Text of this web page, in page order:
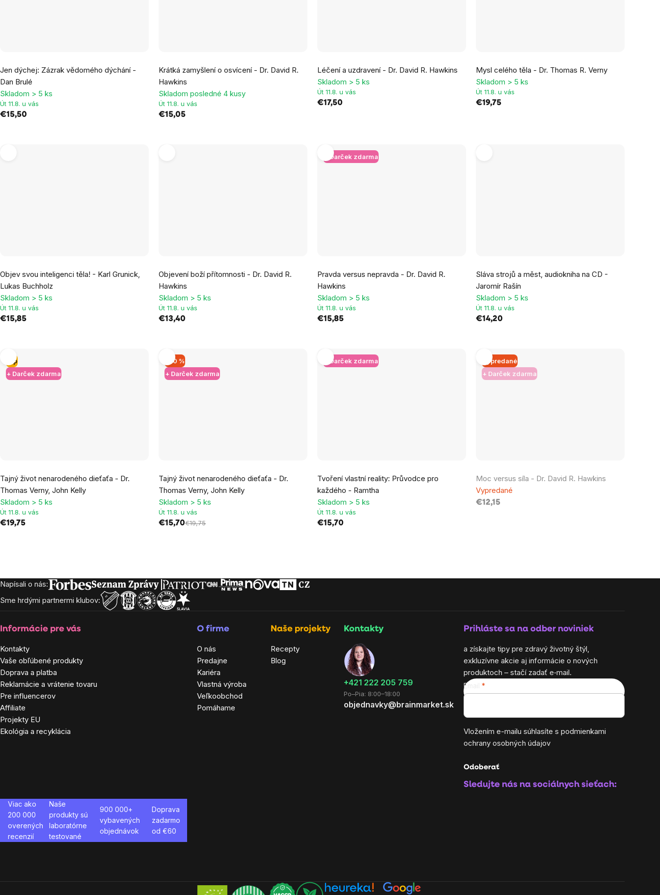
Jen dýchej: Zázrak vědomého dýchání -
Dan Brulé
Skladom > 5 ks
Út 11.8. u vás
€15,50
Krátká zamyšlení o osvícení - Dr. David R.
Hawkins
Skladom posledné 4 kusy
Út 11.8. u vás
€15,05
Léčení a uzdravení - Dr. David R. Hawkins
hodnotenie
produktu
je
Skladom > 5 ks
Út 11.8. u vás
€17,50
Mysl celého těla - Dr. Thomas R. Verny
Skladom > 5 ks
Út 11.8. u vás
€19,75
Objev svou inteligenci těla! - Karl Grunick,
Lukas Buchholz
Skladom > 5 ks
Út 11.8. u vás
€15,85
Objevení boží přítomnosti - Dr. David R.
Hawkins
Skladom > 5 ks
Út 11.8. u vás
€13,40
+ Darček zdarma
Pravda versus nepravda - Dr. David R.
Hawkins
hodnotenie
produktu
je
5,0
Skladom > 5 ks
Út 11.8. u vás
€15,85
Sláva strojů a měst, audiokniha na CD -
Jaromír Rašín
Skladom > 5 ks
Út 11.8. u vás
€14,20
Tip
+ Darček zdarma
Tajný život nenarodeného dieťaťa - Dr.
Thomas Verny, John Kelly
Skladom > 5 ks
Út 11.8. u vás
€19,75
+ Darček zdarma
–20 %
Tajný život nenarodeného dieťaťa - Dr.
Thomas Verny, John Kelly
hodnotenie
produktu
je
5,0
Skladom > 5 ks
Út 11.8. u vás
€15,70€19,75
+ Darček zdarma
Tvoření vlastní reality: Průvodce pro
každého - Ramtha
Skladom > 5 ks
Út 11.8. u vás
€15,70
+ Darček zdarma
Vypredané
Moc versus síla - Dr. David R. Hawkins
Vypredané
€12,15
prvky
Zápätie
Napísali o nás:
Sme hrdými partnermi klubov:
Informácie pre vás
Kontakty
Vaše obľúbené produkty
Doprava a platba
Reklamácie a vrátenie tovaru
Pre influencerov
Affiliate
Projekty EU
Ekológia a recyklácia
O firme
O nás
Predajne
Kariéra
Vlastná výroba
Veľkoobchod
Pomáhame
Naše projekty
Recepty
Blog
Kontakty
+421 222 205 759
Po–Pia: 8:00–18:00
objednavky@brainmarket.sk
Prihláste sa na odber noviniek
a získajte tipy pre zdravý životný štýl,
exkluzívne akcie aj informácie o nových
produktoch – stačí zadať e‑mail.
Email
Vložením e-mailu súhlasíte s podmienkami
ochrany osobných údajov
Odoberať
Sledujte nás na sociálnych sieťach:
Viac ako
200 000
overených
recenzií
Naše
produkty sú
laboratórne
testované
900 000+
vybavených
objednávok
Doprava
zadarmo
od €60